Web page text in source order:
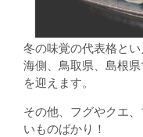
冬の味覚の代表格と
海側、鳥取県、島根
を迎えます。
その他、フグやクエ
いものばかり！